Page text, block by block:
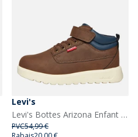
Levi's
Levi's Bottes Arizona Enfant Marron Foncé 0018
PVC54,99 €